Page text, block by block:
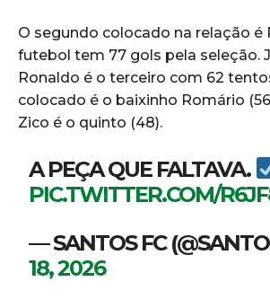
O segundo colocado na relação é
futebol tem 77 gols pela seleção.
Ronaldo é o terceiro com 62
colocado é o baixinho Romário
Zico é o quinto (48).
A PEÇA QUE FALTAVA.
PIC.TWITTER.COM/
— SANTOS FC
18, 2026